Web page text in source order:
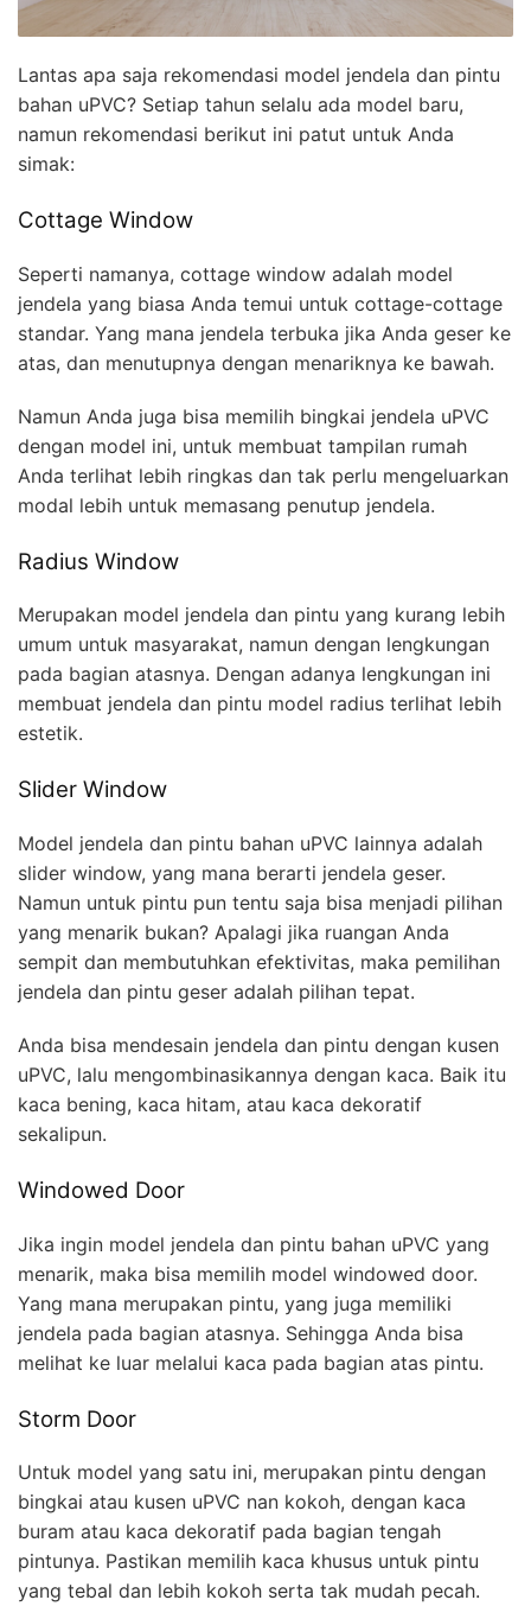
Lantas apa saja rekomendasi model jendela dan pintu
bahan uPVC? Setiap tahun selalu ada model baru,
namun rekomendasi berikut ini patut untuk Anda
simak:
Cottage Window
Seperti namanya, cottage window adalah model
jendela yang biasa Anda temui untuk cottage-cottage
standar. Yang mana jendela terbuka jika Anda geser ke
atas, dan menutupnya dengan menariknya ke bawah.
Namun Anda juga bisa memilih bingkai jendela uPVC
dengan model ini, untuk membuat tampilan rumah
Anda terlihat lebih ringkas dan tak perlu mengeluarkan
modal lebih untuk memasang penutup jendela.
Radius Window
Merupakan model jendela dan pintu yang kurang lebih
umum untuk masyarakat, namun dengan lengkungan
pada bagian atasnya. Dengan adanya lengkungan ini
membuat jendela dan pintu model radius terlihat lebih
estetik.
Slider Window
Model jendela dan pintu bahan uPVC lainnya adalah
slider window, yang mana berarti jendela geser.
Namun untuk pintu pun tentu saja bisa menjadi pilihan
yang menarik bukan? Apalagi jika ruangan Anda
sempit dan membutuhkan efektivitas, maka pemilihan
jendela dan pintu geser adalah pilihan tepat.
Anda bisa mendesain jendela dan pintu dengan kusen
uPVC, lalu mengombinasikannya dengan kaca. Baik itu
kaca bening, kaca hitam, atau kaca dekoratif
sekalipun.
Windowed Door
Jika ingin model jendela dan pintu bahan uPVC yang
menarik, maka bisa memilih model windowed door.
Yang mana merupakan pintu, yang juga memiliki
jendela pada bagian atasnya. Sehingga Anda bisa
melihat ke luar melalui kaca pada bagian atas pintu.
Storm Door
Untuk model yang satu ini, merupakan pintu dengan
bingkai atau kusen uPVC nan kokoh, dengan kaca
buram atau kaca dekoratif pada bagian tengah
pintunya. Pastikan memilih kaca khusus untuk pintu
yang tebal dan lebih kokoh serta tak mudah pecah.